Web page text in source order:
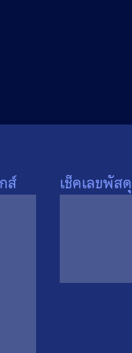
ส์ เช็คเลขพัสดุ